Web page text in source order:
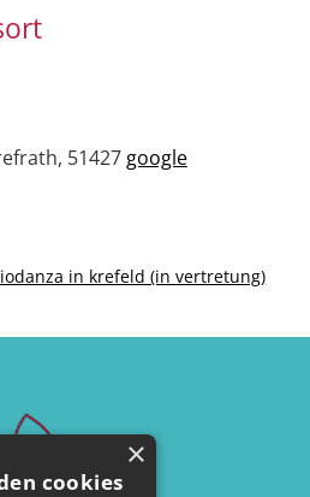
, 51427 google
in krefeld (in vertretung)
×
cookies